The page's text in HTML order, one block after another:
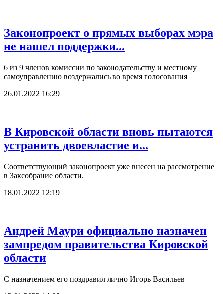
Законопроект о прямых выборах мэра
не нашел поддержки...
6 из 9 членов комиссии по законодательству и местному
самоуправлению воздержались во время голосования
26.01.2022 16:29
В Кировской области вновь пытаются
устранить двоевластие и...
Соответствующий законопроект уже внесен на рассмотрение
в Заксобрание области.
18.01.2022 12:19
Андрей Маури официально назначен
зампредом правительства Кировской
области
С назначением его поздравил лично Игорь Васильев